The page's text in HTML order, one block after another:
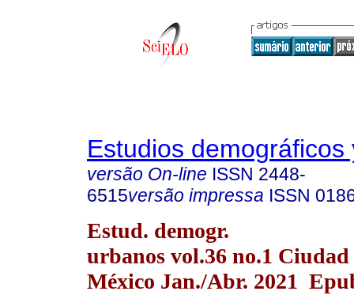
Estudios demográficos
versão On-line ISSN 2448-
6515versão impressa ISSN
Estud. demogr.
urbanos vol.36 no.1 Ciudad
México Jan./Abr. 2021